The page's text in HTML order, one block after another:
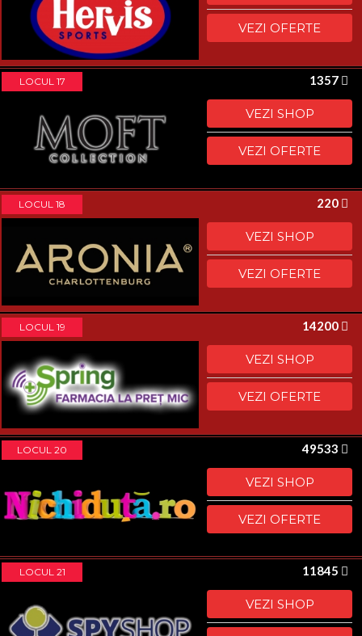
VEZI OFERTE
LOCUL 17 1357
VEZI SHOP
VEZI OFERTE
LOCUL 18 220
VEZI SHOP
VEZI OFERTE
LOCUL 19 14200
VEZI SHOP
VEZI OFERTE
LOCUL 20 49533
VEZI SHOP
VEZI OFERTE
LOCUL 21 11845
VEZI SHOP